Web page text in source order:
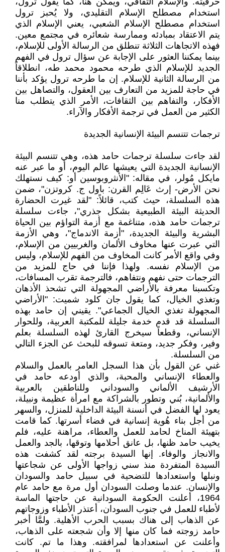
استخدام مصطلح الإسلام التقليدي، ولا يُحبز ترول
استخدام مصطلح الإسلام الشعبي، يعني الإسلام الذي
يتم الاعتقاد بمبادئه وممارسة شعائره في مجتمع معين.
فهذه الاتجاهات الثلاثة تنطلق من الرسالة الأولى للإسلام،
بينما يمكننا العثور على الإجابة عن سؤال ترول في الفهم
الجديد للإسلام الذي طرحه محمود محمد طه، انطلاقاً
من الرسالة الثانية للإسلام. إن ما طرحه ترول يؤكد بأننا
في حاجة للمزيد من التعارف بين العقول، والتصاهل بين
الأفكار، والتفاهم بين الثقافات، الأمر الذي يتطلب منا
الكثير من العمل في ترجمة الأفكار والآراء.
ترجمات تتنسم البيئة الإنسانية الجديدة
لقد جاءت سلسلة ترجمات حامد هذه، وهي تتنسم البيئة
الإنسانية الجديدة التي يعيشها عالم اليوم، أو ما عبر عنه
مايكل مُولر، في مقاله: "الأنثروبوسين أو: كيف نستهلك
نحن الأرض- إرث عَالِم القرن: باول ج. كروتزن"، ضمن
هذه السلسلة، حيث كتب، قائلاً: "لقد غيرت الحضارة
الحديثة البيئة الطبيعية بشكل جذري"، جاءت سلسلة
ترجمات حامد هذه، متناغمة مع أزمة التواؤم بين الحياة
البشرية والبيئة الجديدة، "أزمة الاندماج"، وهي الأزمة
التي عبرت عنها مخاوف الألمان والغربيين من الإسلام،
وفي واقع الأمر كانت المخاوف من الفهم للإسلام، وليس
من الإسلام نفسه. ولهذا فإننا في حاج للمزيد من
الترجمات حتى نفهم ونتفاهم، فالترجمة تقرب المسافات،
وتكسبنا معرفة بالأراضي المجهولة التي تشحذ الأذهان
وتغذي الخيال، كما يقول جان كلود شميت: "الأراضي
المجهولة تغذي الخيال الجماعي". يقيني إن حامد بهذه
السلسلة قد قدم خدمة جليلة للمكتبة العربية، وللحوار
الإنساني، وقطعاً سيخرج القارئ لهذه السلسلة بعلم
وفير، وفكر جديد، ومتعة تسوقه للبحث عن الجزء التالي
من السلسلة.
غني عن القول بأن هذا السجل العامر بالعمل والسلام
والعطاء الإنساني والمحبة، والذي أودعه حامد في
الأرشيف الألماني والسوداني وللناطقين بالعربية
والألمانية، بُني وتطور بالشراكة مع امرأة عظيمة ونبيلة،
يعود لها الفضل في أنسنة البيئة الداخلية للمنزل، والسهر
من أجل بناء هُوية إنسانية في فضاء أسرتها. كما قامت
بتهيئة المناخ لحامد للعمل والعطاء، مراهنة عليه، فلم
يخيب حامد ظنها، بل عانق أحلامها وتوقها، بالجد والعمل
والانجاز والوفاء. إنها السيدة برجته لقد كشفت هذه
السيدة المتفردة منذ سني زواجها الأولى عن شجاعتها
ونبلها واستعدادها للتضحية في سبيل حامد والسودان
والإنسان. عندما وصلت السودان أول مرة مع حامد عام
1964، أعلنت الحكومة السودانية عن حاجتها الماسة
لأطباء للعمل في جنوب السودان، أعتذر الأطباء وزوجاتهم
عن الذهاب إلى هناك بسبب الحرب الأهلية. ولمَّا أخبر
حامد زوجته فما كان منها إلا وأن شجعته على الذهاب،
وأعلنت عن استعدادها لمرافقته. وهذا ما تم. كانت